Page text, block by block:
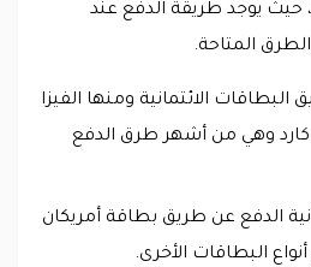
حيث يوجد طريقة الدفع عند
المتاحة.
الائتمانية ومنها الفيزا
كارد وهي من أشهر طرق الدفع
الدفع عن طريق بطاقة أمريكان
البطاقات الأخرى.